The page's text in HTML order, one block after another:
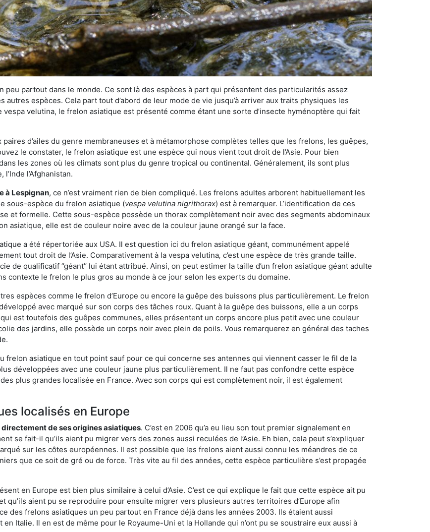
partout dans le monde. Ce sont là des espèces à part qui présentent des particularités assez
espèces. Cela part tout d’abord de leur mode de vie jusqu’à arriver aux traits physiques les
velutina, le frelon asiatique est présenté comme étant une sorte d’insecte hyménoptère qui fait
d’ailes du genre membraneuses et à métamorphose complètes telles que les frelons, les guêpes,
le constater, le frelon asiatique est une espèce qui nous vient tout droit de l’Asie. Pour bien
les zones où les climats sont plus du genre tropical ou continental. Généralement, ils sont plus
l’Afghanistan.
à Lespignan, ce n’est vraiment rien de bien compliqué. Les frelons adultes arborent habituellement les
sous-espèce du frelon asiatique (vespa velutina nigrithorax) est à remarquer. L’identification de ces
et formelle. Cette sous-espèce possède un thorax complètement noir avec des segments abdominaux
asiatique, elle est de couleur noire avec de la couleur jaune orangé sur la face.
a été répertoriée aux USA. Il est question ici du frelon asiatique géant, communément appelé
tout droit de l’Asie. Comparativement à la vespa velutina, c’est une espèce de très grande taille.
de qualificatif ‘’géant’’ lui étant attribué. Ainsi, on peut estimer la taille d’un frelon asiatique géant adulte
contexte le frelon le plus gros au monde à ce jour selon les experts du domaine.
espèces comme le frelon d’Europe ou encore la guêpe des buissons plus particulièrement. Le frelon
avec marqué sur son corps des tâches roux. Quant à la guêpe des buissons, elle a un corps
est toutefois des guêpes communes, elles présentent un corps encore plus petit avec une couleur
des jardins, elle possède un corps noir avec plein de poils. Vous remarquerez en général des taches
frelon asiatique en tout point sauf pour ce qui concerne ses antennes qui viennent casser le fil de la
développées avec une couleur jaune plus particulièrement. Il ne faut pas confondre cette espèce
plus grandes localisée en France. Avec son corps qui est complètement noir, il est également
localisés en Europe
de ses origines asiatiques. C’est en 2006 qu’a eu lieu son tout premier signalement en
se fait-il qu’ils aient pu migrer vers des zones aussi reculées de l’Asie. Eh bien, cela peut s’expliquer
sur les côtes européennes. Il est possible que les frelons aient aussi connu les méandres de ce
que ce soit de gré ou de force. Très vite au fil des années, cette espèce particulière s’est propagée
en Europe est bien plus similaire à celui d’Asie. C’est ce qui explique le fait que cette espèce ait pu
qu’ils aient pu se reproduire pour ensuite migrer vers plusieurs autres territoires d’Europe afin
des frelons asiatiques un peu partout en France déjà dans les années 2003. Ils étaient aussi
Italie. Il en est de même pour le Royaume-Uni et la Hollande qui n’ont pu se soustraire eux aussi à